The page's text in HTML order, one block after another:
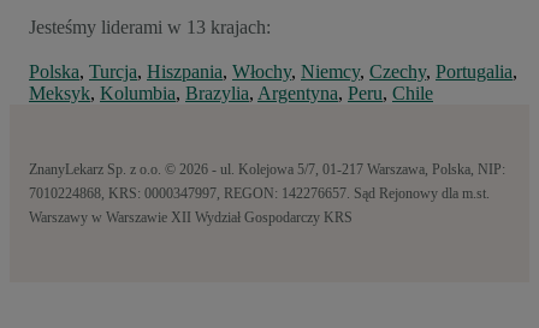
Jesteśmy liderami w 13 krajach:
Polska, Turcja, Hiszpania, Włochy, Niemcy, Czechy, Portugalia,
Meksyk, Kolumbia, Brazylia, Argentyna, Peru, Chile
ZnanyLekarz Sp. z o.o. © 2026 - ul. Kolejowa 5/7, 01-217 Warszawa, Polska, NIP:
7010224868, KRS: 0000347997, REGON: 142276657. Sąd Rejonowy dla m.st.
Warszawy w Warszawie XII Wydział Gospodarczy KRS